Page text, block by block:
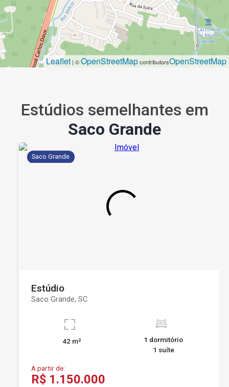
Leaflet | ©OpenStreetMapcontributorsOpenStreetMap
Estúdios semelhantes em
Saco Grande
Saco Grande
Estúdio
Saco Grande, SC
42 m²
1 dormitório
1 suíte
A partir de:
R$ 1.150.000